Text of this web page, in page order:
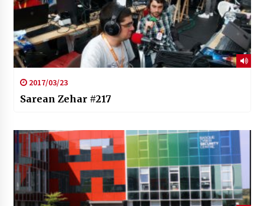
2017/03/23
Sarean Zehar #217